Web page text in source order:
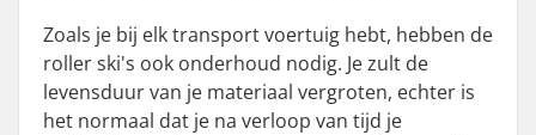
Zoals je bij elk transport voertuig hebt, hebben de
roller ski's ook onderhoud nodig. Je zult de
levensduur van je materiaal vergroten, echter is
het normaal dat je na verloop van tijd je